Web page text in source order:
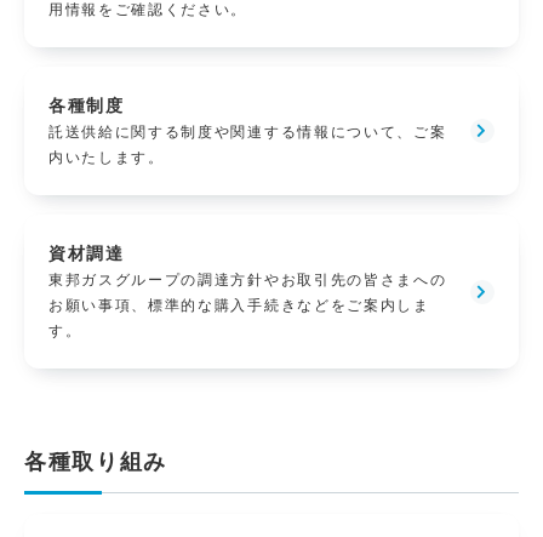
用情報をご確認ください。
各種制度
託送供給に関する制度や関連する情報について、ご案
内いたします。
資材調達
東邦ガスグループの調達方針やお取引先の皆さまへの
お願い事項、標準的な購入手続きなどをご案内しま
す。
各種取り組み